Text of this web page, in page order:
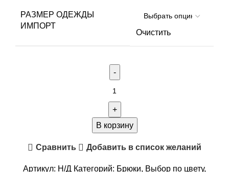
РАЗМЕР ОДЕЖДЫ
ИМПОРТ
Очистить
PANTS
В корзину
Сравнить Добавить в список желаний
Артикул: Н/Д Категорий: Брюки, Выбор по цвету,